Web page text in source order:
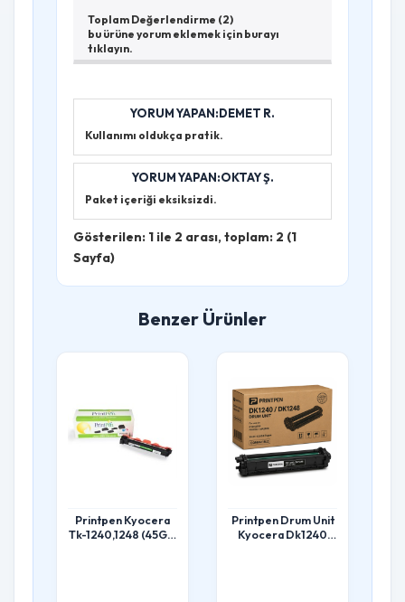
Toplam Değerlendirme (2)
bu ürüne yorum eklemek için burayı
tıklayın.
YORUM YAPAN:DEMET R.
Kullanımı oldukça pratik.
YORUM YAPAN:OKTAY Ş.
Paket içeriği eksiksizdi.
Gösterilen: 1 ile 2 arası, toplam: 2 (1
Sayfa)
Benzer Ürünler
Printpen Kyocera
Tk-1240,1248 (45Gr)
Printpen Drum Unit
Kyocera Dk1240